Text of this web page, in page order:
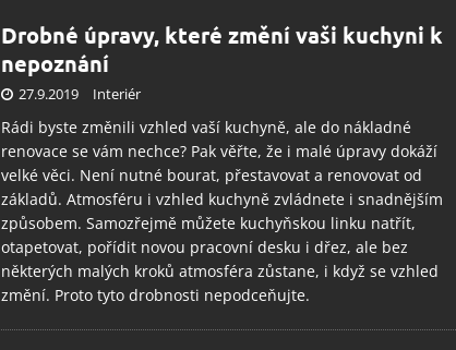
Drobné úpravy, které změní vaši kuchyni k
nepoznání
27.9.2019 Interiér
Rádi byste změnili vzhled vaší kuchyně, ale do nákladné
renovace se vám nechce? Pak věřte, že i malé úpravy dokáží
velké věci. Není nutné bourat, přestavovat a renovovat od
základů. Atmosféru i vzhled kuchyně zvládnete i snadnějším
způsobem. Samozřejmě můžete kuchyňskou linku natřít,
otapetovat, pořídit novou pracovní desku i dřez, ale bez
některých malých kroků atmosféra zůstane, i když se vzhled
změní. Proto tyto drobnosti nepodceňujte.